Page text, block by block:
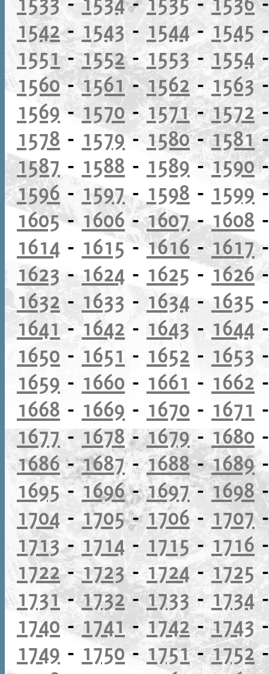
1542-1543 - 1544- 1545
1551-1552-1553-1554
1560-1561-1562 -1563
1569- 1570-1571-1572
1578 - 1579-1580-1581
1587 - 1588 - 1589-1590
1596 - 1597- 1598 - 1599
1605- 1606-1607-1608
1614 - 1615-1616-1617
1623- 1624 - 1625 -1626
1632- 1633 - 1634 - 1635
1641-1642 - 1643 - 1644
1650 - 1651 - 1652 - 1653
1659 - 1660 - 1661 - 1662
1668 - 1669 - 1670 - 1671
1677- 1678-1679- 1680
1686-1687-1688-1689
1695 -1696-1697-1698
1704 - 1705-1706 - 1707
1713- 1714 - 1715 - 1716
1722-1723-1724-1725
1731-1732-1733 -1734
1740 -1741 -1742-1743
1749 - 1750-1751-1752